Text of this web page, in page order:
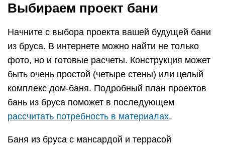
Выбираем проект бани
Начните с выбора проекта вашей будущей бани
из бруса. В интернете можно найти не только
фото, но и готовые расчеты. Конструкция может
быть очень простой (четыре стены) или целый
комплекс дом-баня. Подробный план проектов
бань из бруса поможет в последующем
рассчитать потребность в материалах.
Баня из бруса с мансардой и террасой